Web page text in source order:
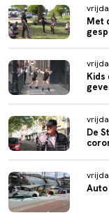
Met
Kids
De